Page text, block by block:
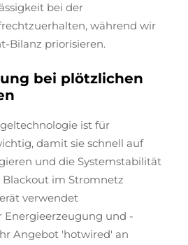
bei der
während wir
Bilanz priorisieren.
bei plötzlichen
ist für
damit sie schnell auf
und die Systemstabilität
Blackout im Stromnetz
verwendet
Energieerzeugung und -
Angebot 'hotwired' an